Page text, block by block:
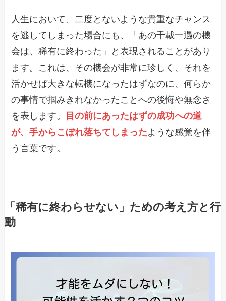
人生において、二度とないような貴重なチャンス
を逃してしまった場合にも、「あの千載一遇の機
会は、稀有に終わった」と表現されることがあり
ます。これは、その機会が非常に珍しく、それを
活かせば大きな転機になったはずなのに、何らか
の事情で掴みきれなかったことへの後悔や無念さ
を表します。
目の前にあったはずの成功への道
が、手からこぼれ落ちてしまったような感覚を伴
う言葉です。
「稀有に終わらせない」ための考え方と行
動